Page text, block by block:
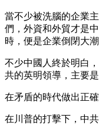
當不少被洗腦的企業
們，外資和外貿才是
時，便是企業倒閉大潮
不少中國人終於明白
共的英明領導，主要
在矛盾的時代做出正
在川普的打擊下，中